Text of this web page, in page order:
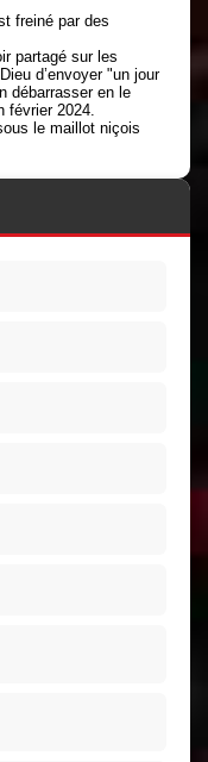
freiné par des
partagé sur les
d’envoyer "un jour
débarrasser en le
février 2024.
le maillot niçois